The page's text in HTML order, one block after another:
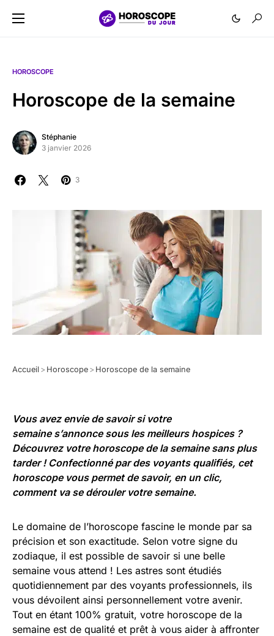
HOROSCOPE
Horoscope de la semaine
Stéphanie
3 janvier 2026
3
Accueil > Horoscope > Horoscope de la semaine
Vous avez envie de savoir si votre
semaine s’annonce sous les meilleurs hospices ?
Découvrez votre horoscope de la semaine sans plus
tarder ! Confectionné par des voyants qualifiés, cet
horoscope vous permet de savoir, en un clic,
comment va se dérouler votre semaine.
Le domaine de l’horoscope fascine le monde par sa
précision et son exactitude. Selon votre signe du
zodiaque, il est possible de savoir si une belle
semaine vous attend ! Les astres sont étudiés
quotidiennement par des voyants professionnels, ils
vous dévoilent ainsi personnellement votre avenir.
Tout en étant 100% gratuit, votre horoscope de la
semaine est de qualité et prêt à vous aider à affronter